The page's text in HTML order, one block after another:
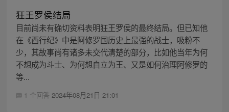
狂王罗侯结局
目前尚未有确切资料表明狂王罗侯的最终结局。但已知他
在《西行纪》中是阿修罗国历史上最强的战士，吸粉不
少，其故事尚有诸多未交代清楚的部分，比如他当年为何
不想成为斗士、为何想自立为王、又是如何治理阿修罗的
等...
1 个回答 2024年08月21日 21:01